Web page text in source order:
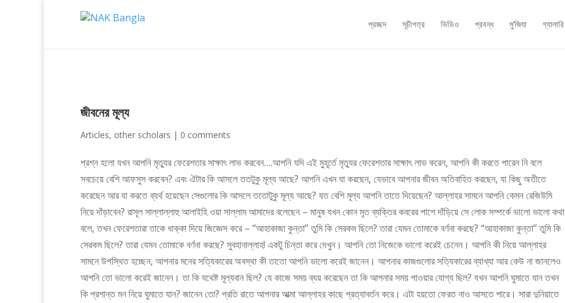
প্রচ্ছদ সূচীপত্র ভিডিও প্রবন্ধ মু’জিযা গ্যালারি
জীবনের মূল্য
Articles, other scholars | 0 comments
প্রশ্ন হলো যখন আপনি মৃত্যুর ফেরেশতার সাক্ষাৎ লাভ করবেন….আপনি যদি এই মুহূর্তে মৃত্যুর ফেরেশতার সাক্ষাৎ লাভ করেন, আপনি কী করতে পারেন নি বলে
সবচেয়ে বেশি আফসুস করবেন? এবং ঐটার কি আসলে ততটুকু মূল্য আছে? আপনি এখন যা করছেন, যেভাবে আপনার জীবন অতিবাহিত করছেন, যা কিছু অতীতে
করেছেন আর যা করতে ব্যর্থ হয়েছেন সেগুলোর কি আসলে ততোটুকু মূল্য আছে? যত বেশি মূল্য আপনি তাতে দিয়েছেন? আল্লাহর সামনে আপনি কেমন রেজিউমি
নিয়ে দাঁড়াবেন? রাসূল সাল্লাল্লাহু আলাইহি ওয়া সাল্লাম আমাদের বলেছেন – মানুষ যখন কোন মৃত ব্যক্তির কবরের পাশে দাঁড়িয়ে সে লোক সম্পর্কে ভালো ভালো কথা
বলে, তখন ফেরেশতারা তাকে ধাক্কা দিয়ে জিজ্ঞেস করে – “আহাকাজা কুন্তা” তুমি কি সেরকম ছিলে? তারা যেমন তোমাকে বর্ণনা করছে? “আহাকাজা কুন্তা” তুমি কি
সেরকম ছিলে? তারা যেমন তোমাকে বর্ণনা করছে? সুবহানাল্লাহ! একটু চিন্তা করে দেখুন। আপনি তো নিজেকে ভালো করেই চেনেন। আপনি কী নিয়ে আল্লাহর
সামনে উপস্থিত হচ্ছেন, আপনার মনের সত্যিকারের অবস্থা কী তাতো আপনি ভালো করেই জানেন। আপনার কাজগুলোর সত্যিকারের ব্যাখ্যা আর কেউ না জানলেও
আপনি তো ভালো করেই জানেন। তা কি যথেষ্ট মূল্যবান ছিল? যে কাজে সময় ব্যয় করেছেন তা কি আপনার সময় পাওয়ার যোগ্য ছিল? যখন আপনি ঘুমাতে যান তখন
কি প্রশান্ত মন নিয়ে ঘুমাতে যান? জানেন তো? প্রতি রাতে আপনার আত্মা আল্লাহর কাছে প্রত্যাবর্তন করে। এটা হয়তো ফেরত নাও আসতে পারে। সারা দুনিয়াতে